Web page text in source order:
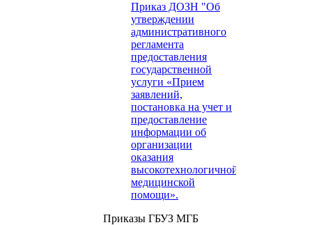
Приказ ДОЗН "Об
утверждении
административного
регламента
предоставления
государственной
услуги «Прием
заявлений,
постановка на учет и
предоставление
информации об
организации
оказания
высокотехнологичной
медицинской
помощи».
Приказы ГБУЗ МГБ